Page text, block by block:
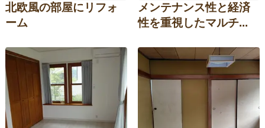
北欧風の部屋にリフォ
ーム
メンテナンス性と経済
性を重視したマルチ...